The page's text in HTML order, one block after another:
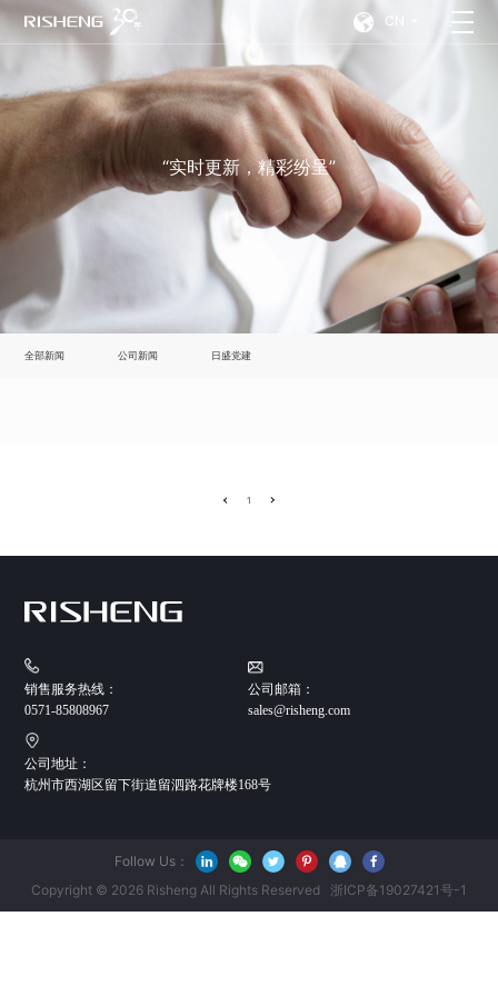
CN
“实时更新，精彩纷呈”
全部新闻 公司新闻 日盛党建
1
销售服务热线：
0571-85808967
公司邮箱：
sales@risheng.com
公司地址：
杭州市西湖区留下街道留泗路花牌楼168号
Copyright © 2026 Risheng All Rights Reserved 浙ICP备19027421号-1
Follow Us：